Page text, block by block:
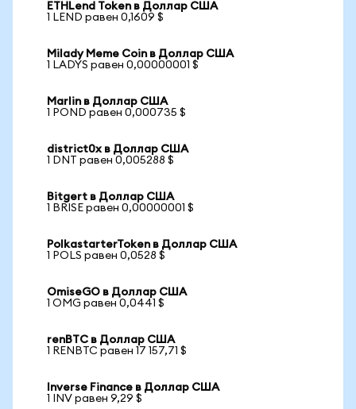
ETHLend Token в Доллар США
1 LEND равен 0,1609 $
Milady Meme Coin в Доллар США
1 LADYS равен 0,00000001 $
Marlin в Доллар США
1 POND равен 0,000735 $
district0x в Доллар США
1 DNT равен 0,005288 $
Bitgert в Доллар США
1 BRISE равен 0,00000001 $
PolkastarterToken в Доллар США
1 POLS равен 0,0528 $
OmiseGO в Доллар США
1 OMG равен 0,0441 $
renBTC в Доллар США
1 RENBTC равен 17 157,71 $
Inverse Finance в Доллар США
1 INV равен 9,29 $